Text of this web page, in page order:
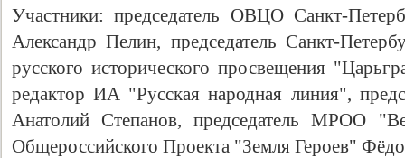
Участники: председатель ОВЦО Санкт-
Александр Пелин, председатель Санкт-
русского исторического просвещения
редактор ИА "Русская народная линия",
Анатолий Степанов, председатель МРОО
Общероссийского Проекта "Земля Героев"